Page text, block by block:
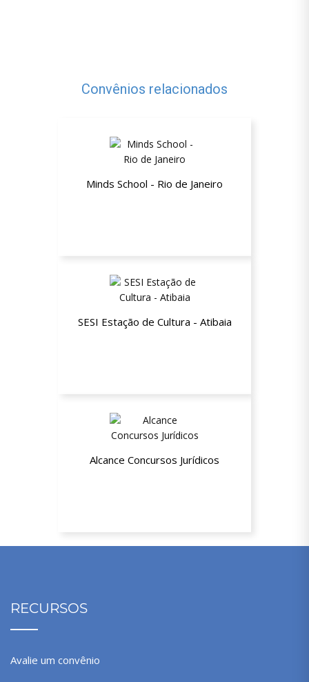
Convênios relacionados
Minds School - Rio de Janeiro
SESI Estação de Cultura - Atibaia
Alcance Concursos Jurídicos
RECURSOS
Avalie um convênio